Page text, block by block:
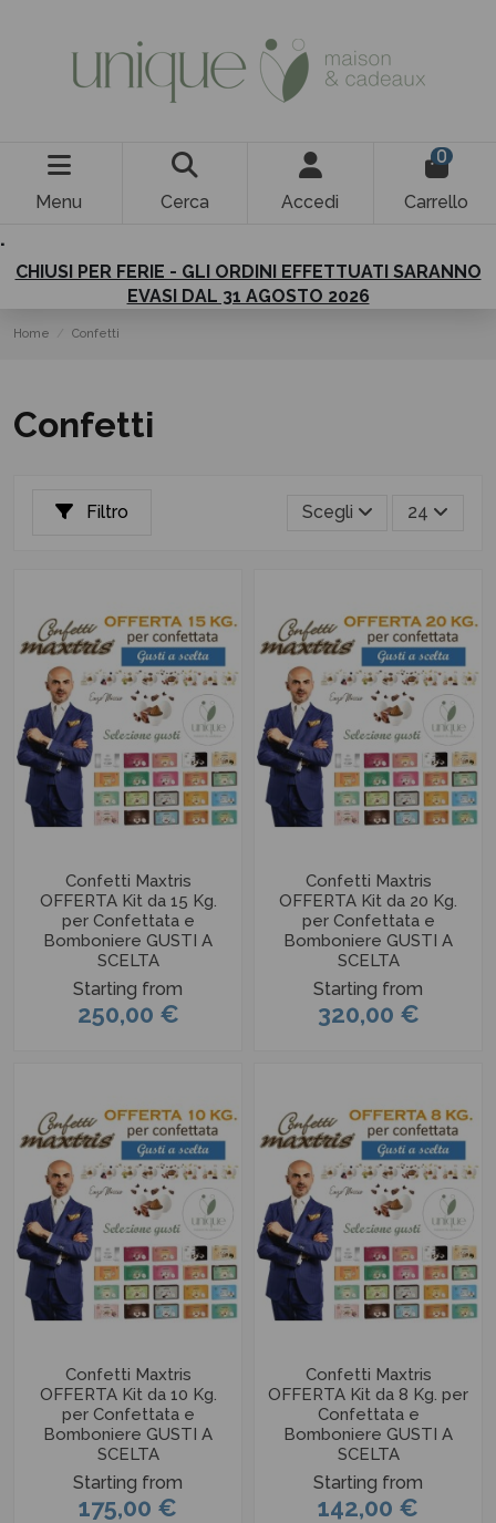
Menu Cerca Accedi
0
Carrello
.
CHIUSI PER FERIE - GLI ORDINI EFFETTUATI SARANNO
EVASI DAL 31 AGOSTO 2026
Home Confetti
Confetti
Filtro Scegli 24
Confetti Maxtris
OFFERTA Kit da 15 Kg.
per Confettata e
Bomboniere GUSTI A
SCELTA
Starting from
250,00 €
Confetti Maxtris
OFFERTA Kit da 20 Kg.
per Confettata e
Bomboniere GUSTI A
SCELTA
Starting from
320,00 €
Confetti Maxtris
OFFERTA Kit da 10 Kg.
per Confettata e
Bomboniere GUSTI A
SCELTA
Starting from
175,00 €
Confetti Maxtris
OFFERTA Kit da 8 Kg. per
Confettata e
Bomboniere GUSTI A
SCELTA
Starting from
142,00 €